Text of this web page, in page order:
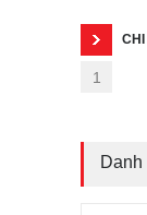
CHI
1
Danh